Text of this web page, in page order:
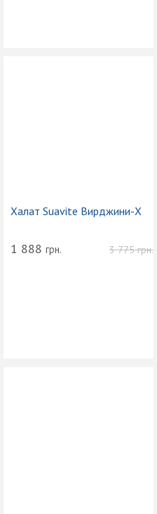
Халат Suavite Вирджини-Х
3 775грн.
1 888 грн.